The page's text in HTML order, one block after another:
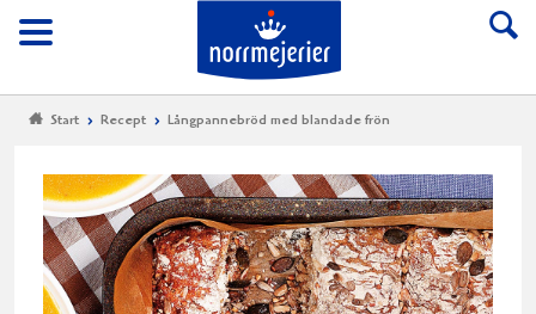
Meny
Till Norrmejerier
Start Recept Långpannebröd med blandade frön